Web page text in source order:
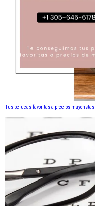
Tus pelucas favoritas a precios mayoristas